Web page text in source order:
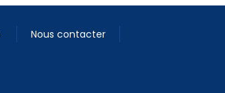
Nous contacter